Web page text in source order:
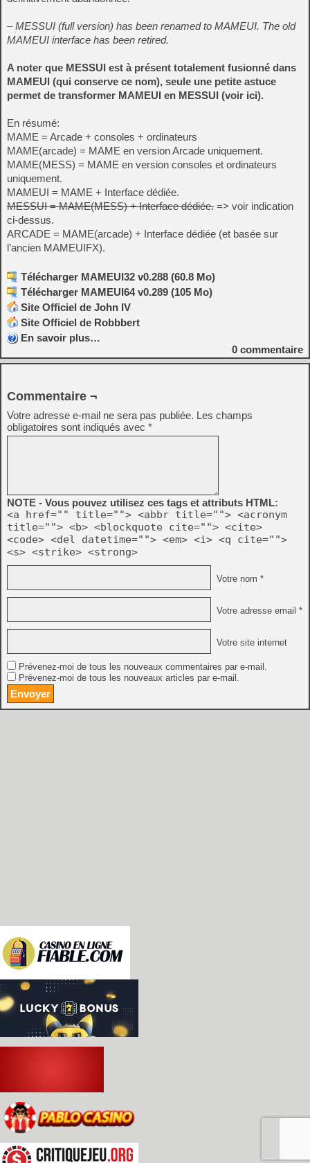
– MESSUI (full version) has been renamed to MAMEUI. The old
MAMEUI interface has been retired.
A noter que MESSUI est à présent totalement fusionné dans
MAMEUI (qui conserve ce nom), seule une petite astuce
permet de transformer MAMEUI en MESSUI (voir ici).
En résumé:
MAME = Arcade + consoles + ordinateurs
MAME(arcade) = MAME en version Arcade uniquement.
MAME(MESS) = MAME en version consoles et ordinateurs
uniquement.
MAMEUI = MAME + Interface dédiée.
MESSUI = MAME(MESS) + Interface dédiée. => voir indication
ci-dessus.
ARCADE = MAME(arcade) + Interface dédiée (et basée sur
l’ancien MAMEUIFX).
Télécharger MAMEUI32 v0.288 (60.8 Mo)
Télécharger MAMEUI64 v0.289 (105 Mo)
Site Officiel de John IV
Site Officiel de Robbbert
En savoir plus…
0 commentaire
Commentaire ¬
Votre adresse e-mail ne sera pas publiée. Les champs
obligatoires sont indiqués avec *
NOTE - Vous pouvez utilisez ces tags et attributs HTML:
<a href="" title=""> <abbr title=""> <acronym
title=""> <b> <blockquote cite=""> <cite>
<code> <del datetime=""> <em> <i> <q cite="">
<s> <strike> <strong>
Votre nom *
Votre adresse email *
Votre site internet
Prévenez-moi de tous les nouveaux commentaires par e-mail.
Prévenez-moi de tous les nouveaux articles par e-mail.